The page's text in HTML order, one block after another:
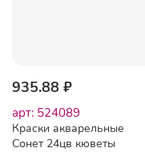
935.88 ₽
арт: 524089
Краски акварельные
Сонет 24цв кюветы